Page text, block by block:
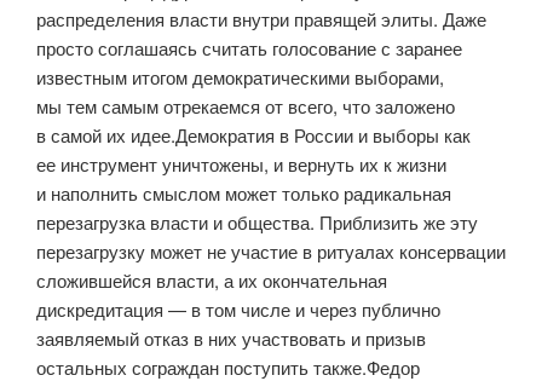
распределения власти внутри правящей элиты. Даже
просто соглашаясь считать голосование с заранее
известным итогом демократическими выборами,
мы тем самым отрекаемся от всего, что заложено
в самой их идее.Демократия в России и выборы как
ее инструмент уничтожены, и вернуть их к жизни
и наполнить смыслом может только радикальная
перезагрузка власти и общества. Приблизить же эту
перезагрузку может не участие в ритуалах консервации
сложившейся власти, а их окончательная
дискредитация — в том числе и через публично
заявляемый отказ в них участвовать и призыв
остальных сограждан поступить также.Федор